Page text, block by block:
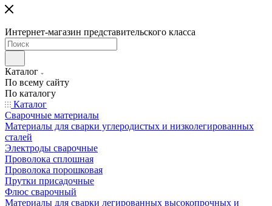
Интернет-магазин представительского класса
Каталог
По всему сайту
По каталогу
Каталог
Сварочные материалы
Материалы для сварки углеродистых и низколегированных
сталей
Электроды сварочные
Проволока сплошная
Проволока порошковая
Прутки присадочные
Флюс сварочный
Материалы для сварки легированных высокопрочных и